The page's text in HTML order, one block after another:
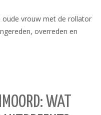
oude vrouw met de rollator
overreden en
WAT